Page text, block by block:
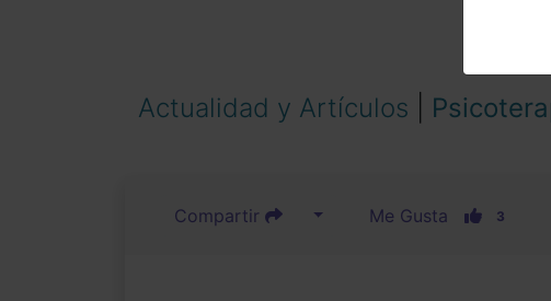
Actualidad y Artículos
Compartir Me Gusta 3